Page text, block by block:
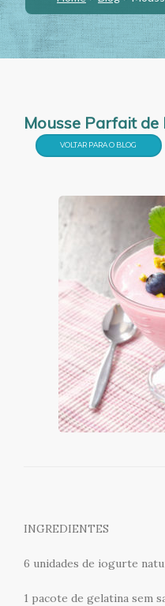
Mousse Parfait
VOLTAR PARA O BLOG
INGREDIENTES
6 unidades de iogurte
1 pacote de gelatina sem